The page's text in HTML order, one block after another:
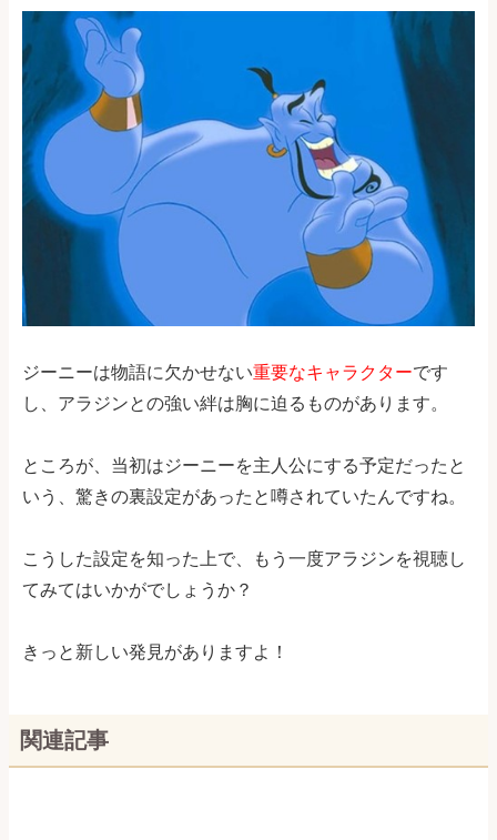
ジーニーは物語に欠かせない重要なキャラクターです
し、アラジンとの強い絆は胸に迫るものがあります。
ところが、当初はジーニーを主人公にする予定だったと
いう、驚きの裏設定があったと噂されていたんですね。
こうした設定を知った上で、もう一度アラジンを視聴し
てみてはいかがでしょうか？
きっと新しい発見がありますよ！
関連記事